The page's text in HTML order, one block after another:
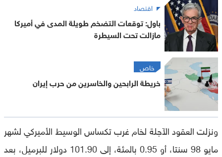
اقتصاد
باول: توقعات التضخم طويلة المدى في أميركا
مازالت تحت السيطرة
خاص
خريطة الرابحين والخاسرين من حرب إيران
ونزلت العقود الآجلة لخام غرب تكساس الوسيط الأميركي لشهر
مايو 98 سنتا، أو 0.95 بالمئة، إلى 101.90 دولار للبرميل، بعد